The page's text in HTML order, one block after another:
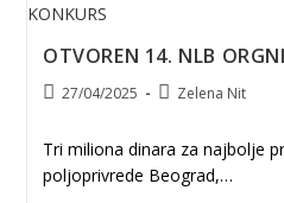
OTVOREN 14. NLB
Post27/04/2025
PostZelena Nit
Tri miliona dinara za najbolje
poljoprivrede Beograd,…